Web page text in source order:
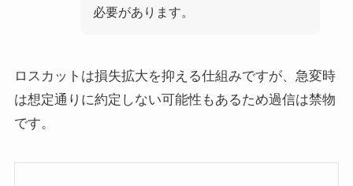
必要があります。
ロスカットは損失拡大を抑える仕組みですが、急変時
は想定通りに約定しない可能性もあるため過信は禁物
です。